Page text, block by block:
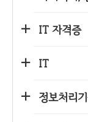
IT 자격증
IT
정보처리